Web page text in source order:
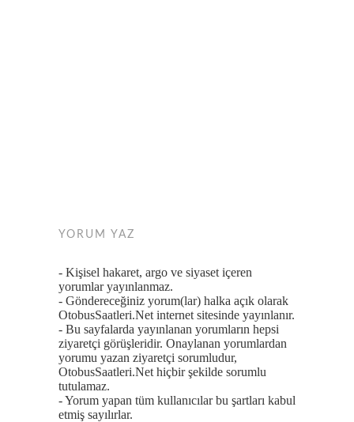
YORUM YAZ
- Kişisel hakaret, argo ve siyaset içeren
yorumlar yayınlanmaz.
- Göndereceğiniz yorum(lar) halka açık olarak
OtobusSaatleri.Net internet sitesinde yayınlanır.
- Bu sayfalarda yayınlanan yorumların hepsi
ziyaretçi görüşleridir. Onaylanan yorumlardan
yorumu yazan ziyaretçi sorumludur,
OtobusSaatleri.Net hiçbir şekilde sorumlu
tutulamaz.
- Yorum yapan tüm kullanıcılar bu şartları kabul
etmiş sayılırlar.